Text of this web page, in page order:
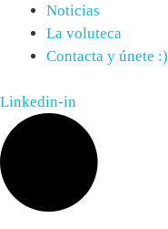
Noticias
La voluteca
Contacta y únete :)
Linkedin-in